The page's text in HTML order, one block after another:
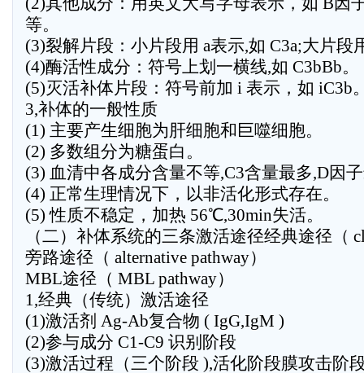
等。
(3)裂解片段：小片段用 a表示,如 C3a;大片段
(4)酶活性成分：符号上划一横线,如 C3bBb。
(5)灭活补体片段：符号前加 i 表示，如 iC3b
3,补体的一般性质
(1) 主要产生细胞为肝细胞和巨噬细胞。
(2) 多数组分为糖蛋白。
(3) 血清中各成分含量不等,C3含量最多,D因
(4) 正常生理情况下，以非活化形式存在。
(5) 性质不稳定，加热 56℃,30min失活。
（二）补体系统的三条激活途径经典途径（
旁路途径（ alternative pathway）
MBL途径（ MBL pathway）
1,经典（传统）激活途径
(1)激活剂 Ag-Ab复合物 ( IgG,IgM )
(2)参与成分 C1-C9 识别阶段
(3)激活过程（三个阶段 ),活化阶段膜攻击阶